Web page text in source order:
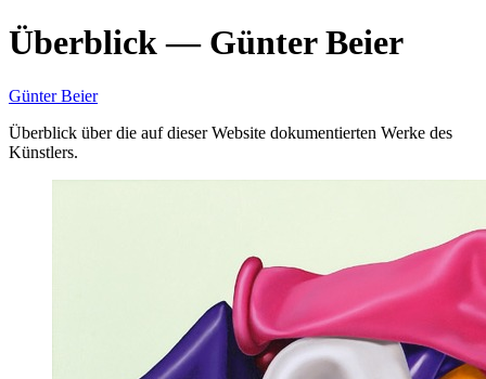
Überblick— Günter Beier
Günter Beier
Überblick über die auf dieser Website dokumentierten Werke des
Künstlers.